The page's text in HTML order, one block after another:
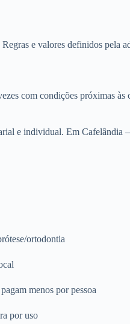
e valores definidos pela
com condições próximas
e individual. Em Cafelândia
ortodontia
menos por pessoa
por uso